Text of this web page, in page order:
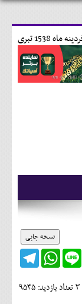
نسخه چاپی
Telegram
WhatsApp Line
تعداد بازدید: 9545